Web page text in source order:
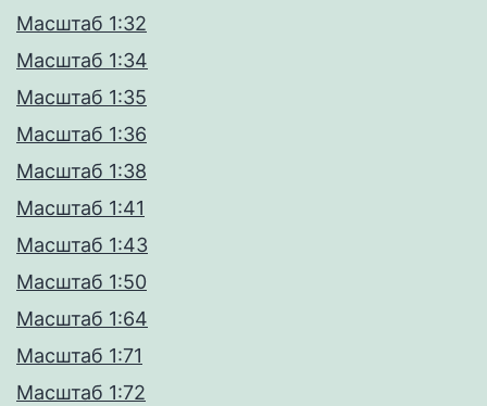
Масштаб 1:32
Масштаб 1:34
Масштаб 1:35
Масштаб 1:36
Масштаб 1:38
Масштаб 1:41
Масштаб 1:43
Масштаб 1:50
Масштаб 1:64
Масштаб 1:71
Масштаб 1:72